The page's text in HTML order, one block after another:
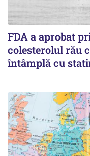
FDA a aprobat
colesterolul rău
întâmplă cu